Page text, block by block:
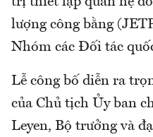
lượng công bằng
Nhóm các Đối tác
Lễ công bố diễn ra
của Chủ tịch Ủy ban
Leyen, Bộ trưởng và